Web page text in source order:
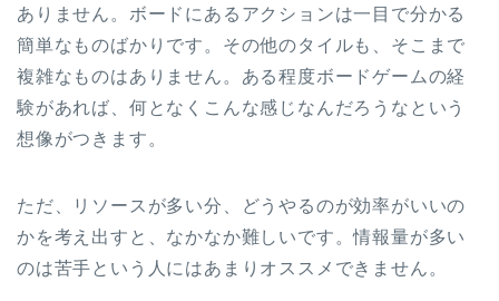
ありません。ボードにあるアクションは一目で分かる
簡単なものばかりです。その他のタイルも、そこまで
複雑なものはありません。ある程度ボードゲームの経
験があれば、何となくこんな感じなんだろうなという
想像がつきます。
ただ、リソースが多い分、どうやるのが効率がいいの
かを考え出すと、なかなか難しいです。情報量が多い
のは苦手という人にはあまりオススメできません。